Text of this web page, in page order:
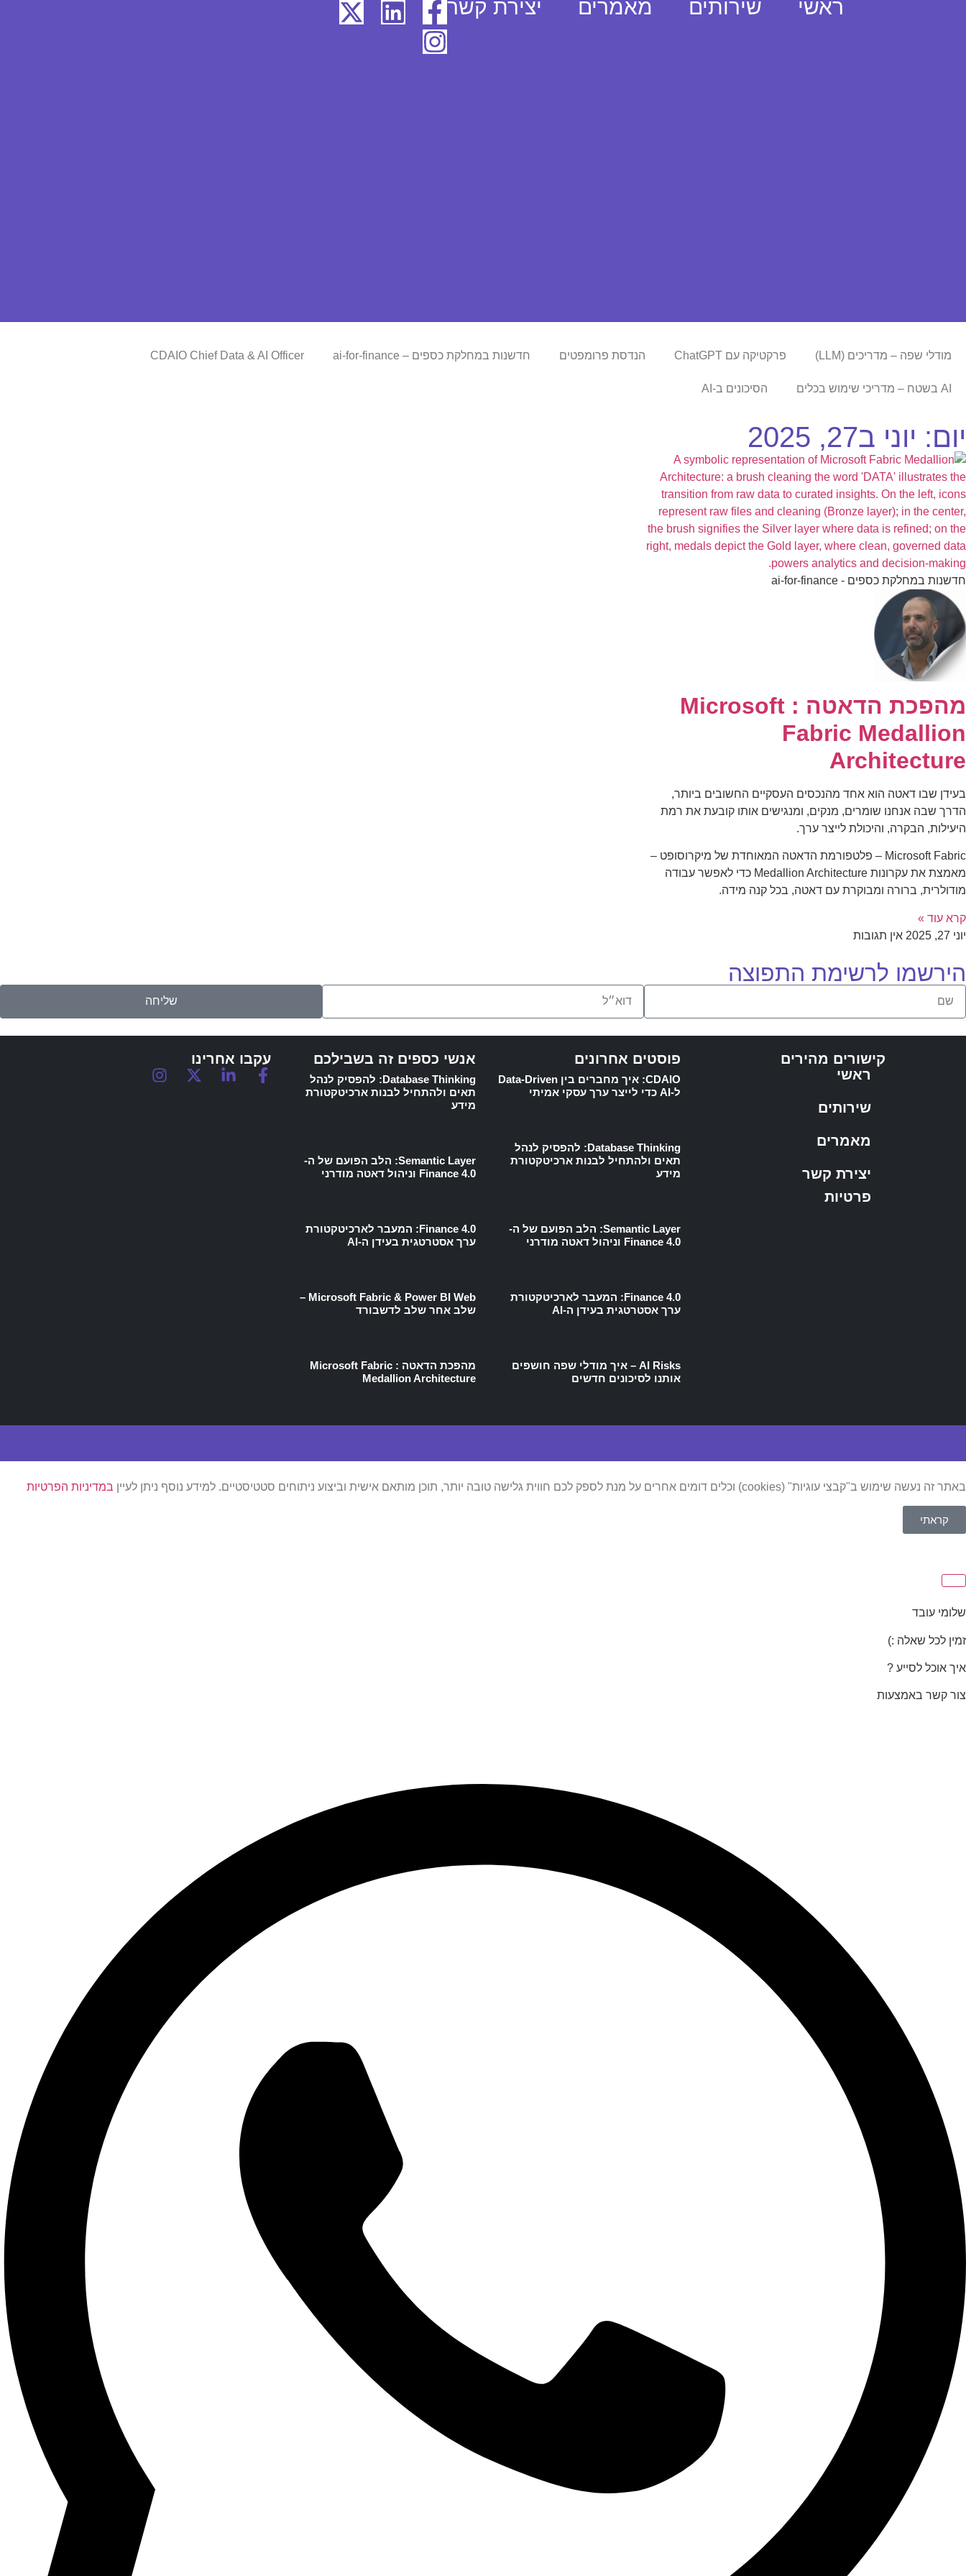
ראשי שירותים מאמרים יצירת קשר
מודלי שפה – מדריכים (LLM) פרקטיקה עם ChatGPT הנדסת פרומפטים חדשנות במחלקת כספים – ai-for-finance CDAIO Chief Data & AI Officer
AI בשטח – מדריכי שימוש בכלים הסיכונים ב-AI
יום: יוני ב27, 2025
חדשנות במחלקת כספים - ai-for-finance
מהפכת הדאטה : Microsoft
Fabric Medallion
Architecture
בעידן שבו דאטה הוא אחד מהנכסים העסקיים החשובים ביותר,
הדרך שבה אנחנו שומרים, מנקים, ומנגישים אותו קובעת את רמת
היעילות, הבקרה, והיכולת לייצר ערך.
Microsoft Fabric – פלטפורמת הדאטה המאוחדת של מיקרוסופט –
מאמצת את עקרונות Medallion Architecture כדי לאפשר עבודה
מודולרית, ברורה ומבוקרת עם דאטה, בכל קנה מידה.
קרא עוד »
יוני 27, 2025
אין תגובות
הירשמו לרשימת התפוצה
שליחה
קישורים מהירים
ראשי
שירותים
מאמרים
יצירת קשר
פרטיות
פוסטים אחרונים
CDAIO: איך מחברים בין Data-Driven
ל-AI כדי לייצר ערך עסקי אמיתי
Database Thinking: להפסיק לנהל
תאים ולהתחיל לבנות ארכיטקטורת
מידע
Semantic Layer: הלב הפועם של ה-
Finance 4.0 וניהול דאטה מודרני
Finance 4.0: המעבר לארכיטקטורת
ערך אסטרטגית בעידן ה-AI
AI Risks – איך מודלי שפה חושפים
אותנו לסיכונים חדשים
אנשי כספים זה בשבילכם
Database Thinking: להפסיק לנהל
תאים ולהתחיל לבנות ארכיטקטורת
מידע
Semantic Layer: הלב הפועם של ה-
Finance 4.0 וניהול דאטה מודרני
Finance 4.0: המעבר לארכיטקטורת
ערך אסטרטגית בעידן ה-AI
Microsoft Fabric & Power BI Web –
שלב אחר שלב לדשבורד
מהפכת הדאטה : Microsoft Fabric
Medallion Architecture
עקבו אחרינו
באתר זה נעשה שימוש ב"קבצי עוגיות" (cookies) וכלים דומים אחרים על מנת לספק לכם חווית גלישה טובה יותר, תוכן מותאם אישית וביצוע ניתוחים סטטיסטיים. למידע נוסף ניתן לעיין במדיניות הפרטיות
קראתי
שלומי עובד
זמין לכל שאלה :)
איך אוכל לסייע ?
צור קשר באמצעות